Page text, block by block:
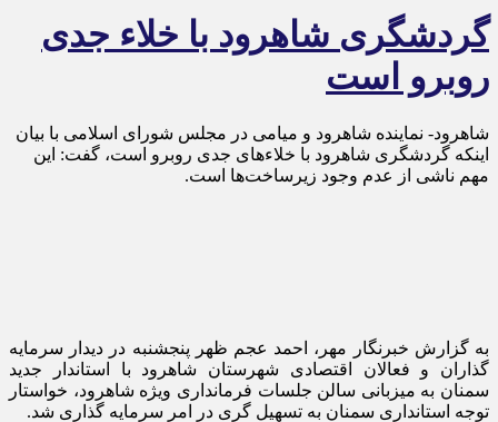
گردشگری شاهرود با خلاء جدی
روبرو است
شاهرود- نماینده شاهرود و میامی در مجلس شورای اسلامی با بیان
اینکه گردشگری شاهرود با خلاءهای جدی روبرو است، گفت: این
مهم ناشی از عدم وجود زیرساخت‌ها است.
به گزارش خبرنگار مهر، احمد عجم ظهر پنجشنبه در دیدار سرمایه
گذاران و فعالان اقتصادی شهرستان شاهرود با استاندار جدید
سمنان به میزبانی سالن جلسات فرمانداری ویژه شاهرود، خواستار
توجه استانداری سمنان به تسهیل گری در امر سرمایه گذاری شد.